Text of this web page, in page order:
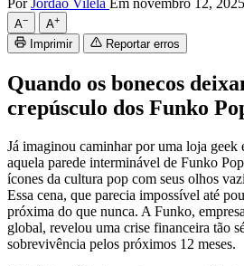
PorJordão Vilela Em novembro 12, 2025
A− A+
Imprimir Reportar erros
Quando os bonecos
crepúsculo dos Funko
Já imaginou caminhar por uma loja geek
aquela parede interminável de Funko
ícones da cultura pop com seus olhos
Essa cena, que parecia impossível até
próxima do que nunca. A Funko,
global, revelou uma crise financeira tão
sobrevivência pelos próximos 12 meses.